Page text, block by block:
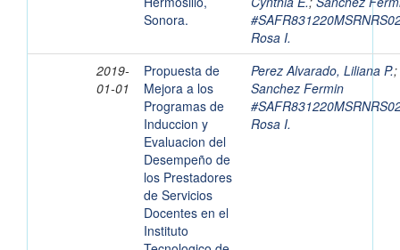
Sonora.
Rosa I.
2019-
01-01
Propuesta de
Mejora a los
Programas de
Induccion y
Evaluacion del
Desempeño de
los Prestadores
de Servicios
Docentes en el
Instituto
Perez Alvarado, Liliana P.;
Sanchez Fermin
Rosa I.